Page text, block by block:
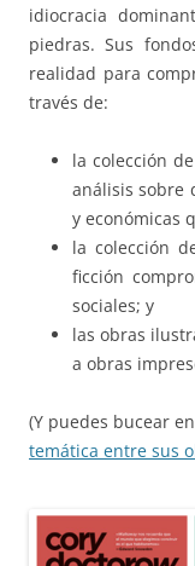
idiocracia
piedras. Sus
realidad para
través de:
la colección
análisis sobre
y económicas
la colección
ficción
sociales; y
las obras
a obras
(Y puedes bucear
temática entre sus